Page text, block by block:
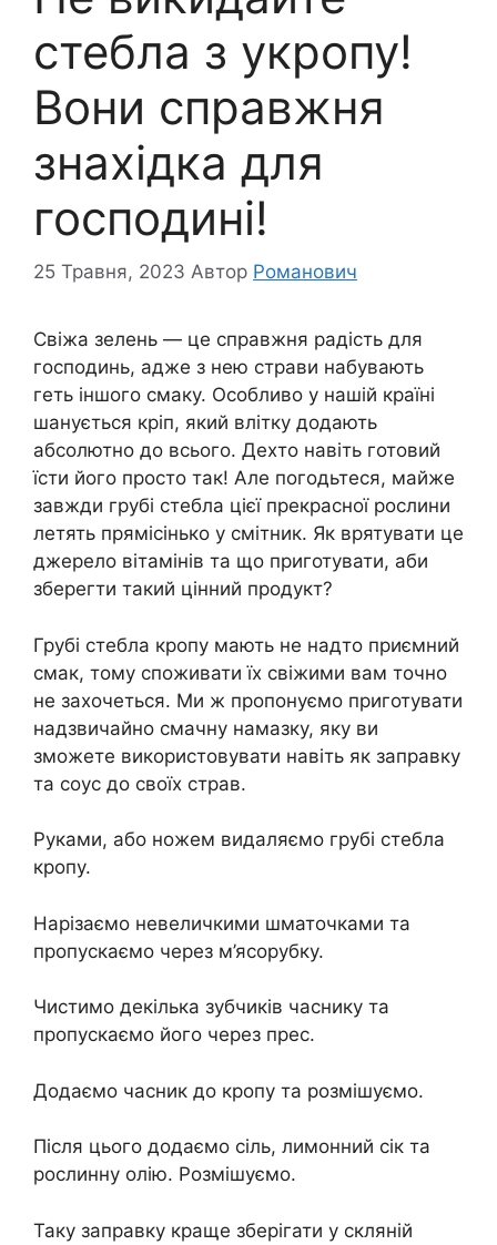
стебла з укропу!
Вони справжня
знахідка для
господині!
25 Травня, 2023 Автор Романович
Свіжа зелень — це справжня радість для
господинь, адже з нею страви набувають
геть іншого смаку. Особливо у нашій країні
шанується кріп, який влітку додають
абсолютно до всього. Дехто навіть готовий
їсти його просто так! Але погодьтеся, майже
завжди грубі стебла цієї прекрасної рослини
летять прямісінько у смітник. Як врятувати це
джерело вітамінів та що приготувати, аби
зберегти такий цінний продукт?
Грубі стебла кропу мають не надто приємний
смак, тому споживати їх свіжими вам точно
не захочеться. Ми ж пропонуємо приготувати
надзвичайно смачну намазку, яку ви
зможете використовувати навіть як заправку
та соус до своїх страв.
Руками, або ножем видаляємо грубі стебла
кропу.
Нарізаємо невеличкими шматочками та
пропускаємо через м’ясорубку.
Чистимо декілька зубчиків часнику та
пропускаємо його через прес.
Додаємо часник до кропу та розмішуємо.
Після цього додаємо сіль, лимонний сік та
рослинну олію. Розмішуємо.
Таку заправку краще зберігати у скляній